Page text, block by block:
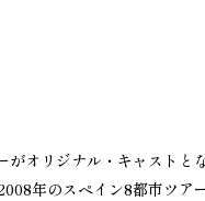
がオリジナル・キャストと
年のスペイン8都市ツア